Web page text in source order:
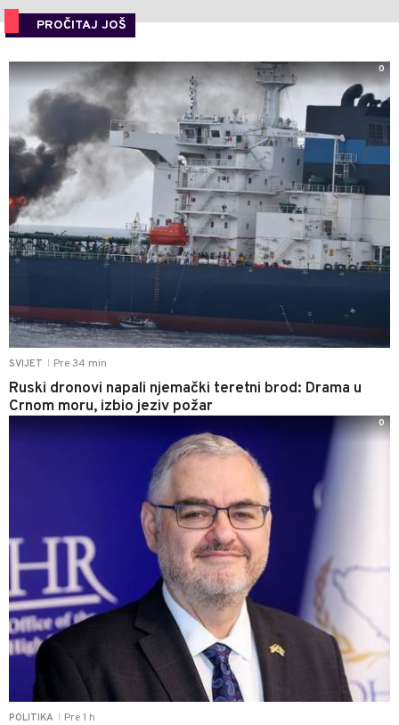
PROČITAJ JOŠ
SVIJET Pre 34 min
Ruski dronovi napali njemački teretni brod: Drama u
Crnom moru, izbio jeziv požar
0
POLITIKA Pre 1 h
0